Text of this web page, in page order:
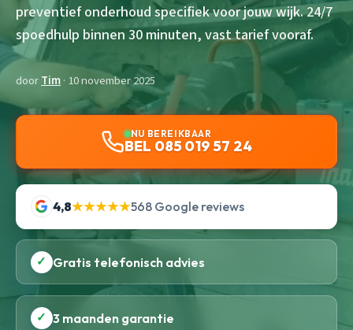
preventief onderhoud specifiek voor jouw wijk. 24/7
spoedhulp binnen 30 minuten, vast tarief vooraf.
doorTim· 10 november 2025
NU BEREIKBAAR
BEL 085 019 57 24
4,8★★★★★568 Google reviews
✓ Gratis telefonisch advies
✓ 3 maanden garantie